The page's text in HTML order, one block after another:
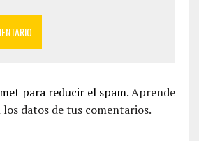
para reducir el spam.Aprende
los datos de tus comentarios.